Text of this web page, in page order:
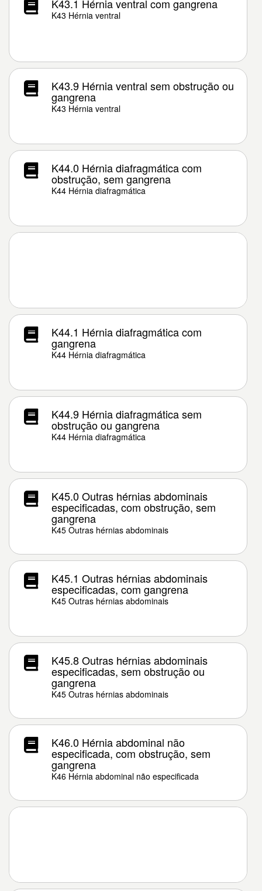
K43.1 Hérnia ventral com gangrena
K43 Hérnia ventral
K43.9 Hérnia ventral sem obstrução ou
gangrena
K43 Hérnia ventral
K44.0 Hérnia diafragmática com
obstrução, sem gangrena
K44 Hérnia diafragmática
K44.1 Hérnia diafragmática com
gangrena
K44 Hérnia diafragmática
K44.9 Hérnia diafragmática sem
obstrução ou gangrena
K44 Hérnia diafragmática
K45.0 Outras hérnias abdominais
especificadas, com obstrução, sem
gangrena
K45 Outras hérnias abdominais
K45.1 Outras hérnias abdominais
especificadas, com gangrena
K45 Outras hérnias abdominais
K45.8 Outras hérnias abdominais
especificadas, sem obstrução ou
gangrena
K45 Outras hérnias abdominais
K46.0 Hérnia abdominal não
especificada, com obstrução, sem
gangrena
K46 Hérnia abdominal não especificada